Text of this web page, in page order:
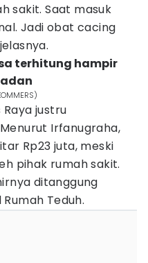
sakit. Saat masuk
Jadi obat cacing
terhitung hampir
Raya justru
Irfanugraha,
Rp23 juta, meski
pihak rumah sakit.
ditanggung
Teduh.